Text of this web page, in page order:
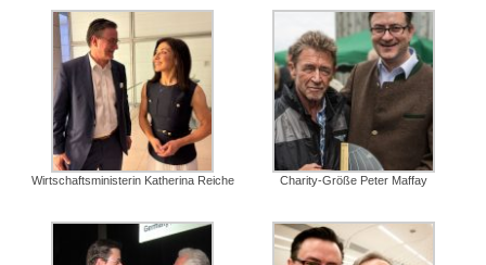
Wirtschaftsministerin Katherina Reiche Charity-Größe Peter Maffay